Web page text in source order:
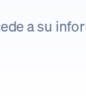
a su